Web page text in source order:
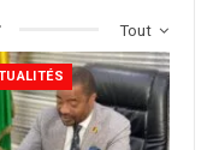
Tout